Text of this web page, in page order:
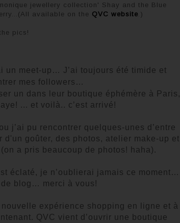
jewellery collection' Shay and the Blue
available on the QVC website .)
pics!
un meet-up… J’ai toujours été timide et
mes followers…
un dans leur boutique éphémère à Paris,
... et voilà.. c’est arrivé!
j’ai pu rencontrer quelques-unes d’entre
goûter, des photos, atelier make-up et
a pris beaucoup de photos! haha).
éclaté, je n’oublierai jamais ce moment…
de blog… merci à vous!
nouvelle expérience shopping en ligne et à
QVC vient d’ouvrir une boutique